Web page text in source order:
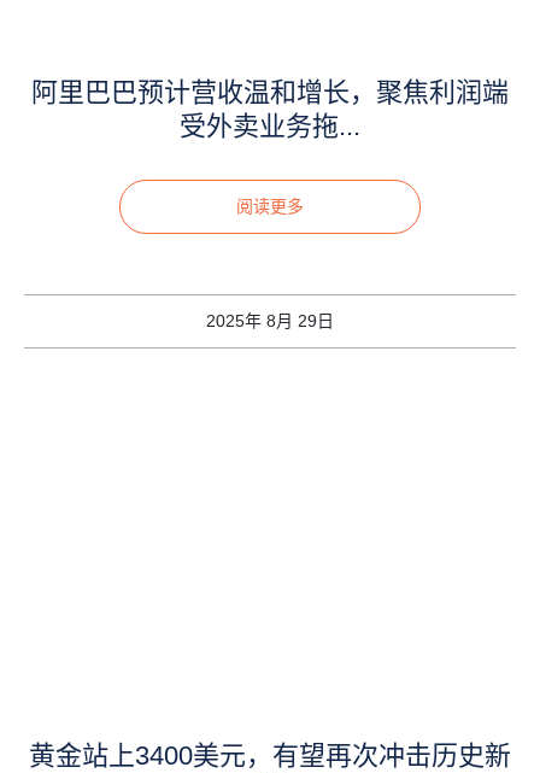
阿里巴巴预计营收温和增长，聚焦利润端
受外卖业务拖...
阅读更多
2025年 8月 29日
黄金站上3400美元，有望再次冲击历史新